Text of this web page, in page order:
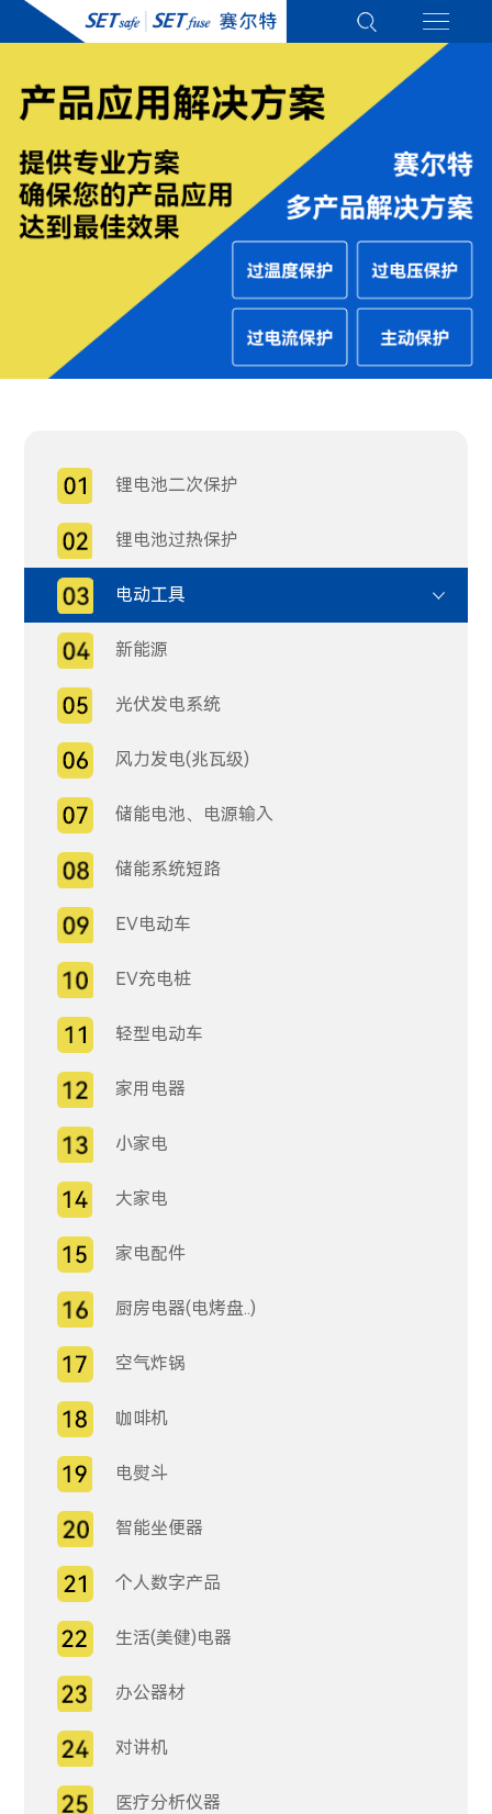
锂电池二次保护
锂电池过热保护
电动工具
新能源
光伏发电系统
风力发电(兆瓦级)
储能电池、电源输入
储能系统短路
EV电动车
EV充电桩
轻型电动车
家用电器
小家电
大家电
家电配件
厨房电器(电烤盘..)
空气炸锅
咖啡机
电熨斗
智能坐便器
个人数字产品
生活(美健)电器
办公器材
对讲机
医疗分析仪器